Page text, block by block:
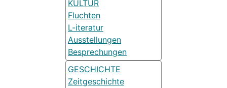
KULTUR
Fluchten
L-iteratur
Ausstellungen
Besprechungen
GESCHICHTE
Zeitgeschichte